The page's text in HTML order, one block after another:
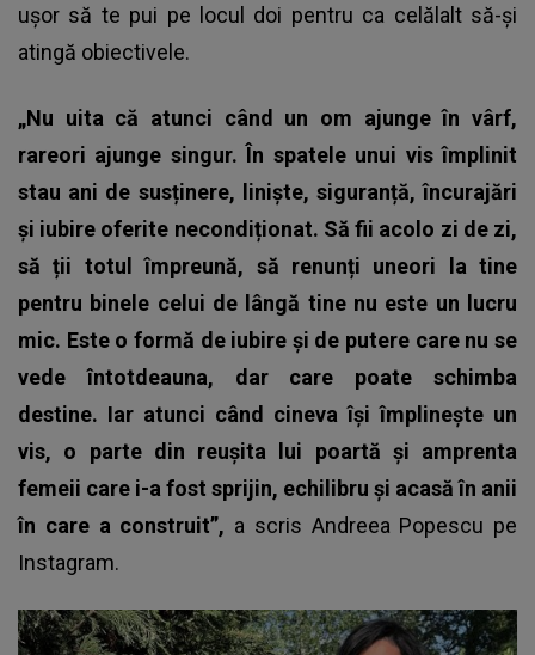
ușor să te pui pe locul doi pentru ca celălalt să-și
atingă obiectivele.
„Nu uita că atunci când un om ajunge în vârf,
rareori ajunge singur. În spatele unui vis împlinit
stau ani de susținere, liniște, siguranță, încurajări
și iubire oferite necondiționat. Să fii acolo zi de zi,
să ții totul împreună, să renunți uneori la tine
pentru binele celui de lângă tine nu este un lucru
mic. Este o formă de iubire și de putere care nu se
vede întotdeauna, dar care poate schimba
destine. Iar atunci când cineva își împlinește un
vis, o parte din reușita lui poartă și amprenta
femeii care i-a fost sprijin, echilibru și acasă în anii
în care a construit”, a scris Andreea Popescu pe
Instagram.